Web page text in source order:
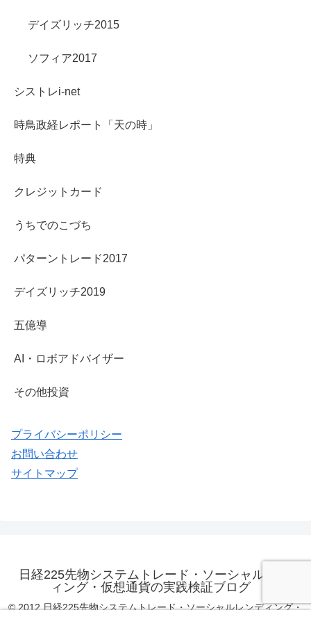
デイズリッチ2015
ソフィア2017
シストレi-net
時鳥政経レポート「天の時」
特典
クレジットカード
うちでのこづち
パターントレード2017
デイズリッチ2019
五億導
AI・ロボアドバイザー
その他投資
プライバシーポリシー
お問い合わせ
サイトマップ
日経225先物システムトレード・ソーシャルレンデ
ィング・仮想通貨の実践検証ブログ
© 2012 日経225先物システムトレード・ソーシャルレンディング・